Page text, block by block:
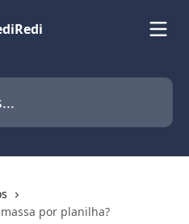
por planilha?